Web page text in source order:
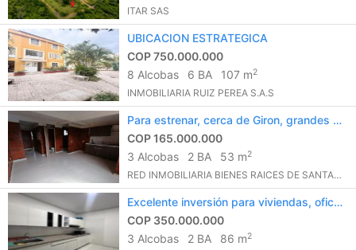
ITAR SAS
UBICACION ESTRATEGICA
COP 750.000.000
8 Alcobas
6 BA 107 m2
INMOBILIARIA RUIZ PEREA S.A.S
Para estrenar, cerca de Giron, grandes proyectos en la zona.
COP 165.000.000
3 Alcobas
2 BA 53 m2
RED INMOBILIARIA BIENES RAICES DE SANTANDER
Excelente inversión para viviendas, oficinas, consultorios, etc.
COP 350.000.000
3 Alcobas
2 BA 86 m2